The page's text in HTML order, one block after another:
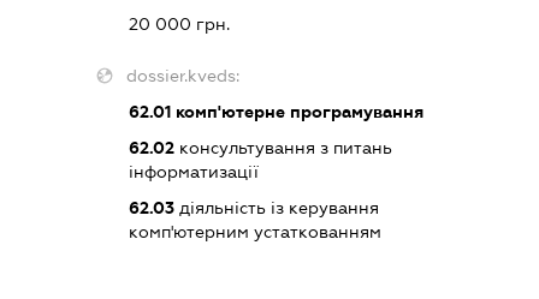
20 000 грн.
dossier.kveds:
62.01 комп'ютерне програмування
62.02 консультування з питань
інформатизації
62.03 діяльність із керування
комп'ютерним устаткованням